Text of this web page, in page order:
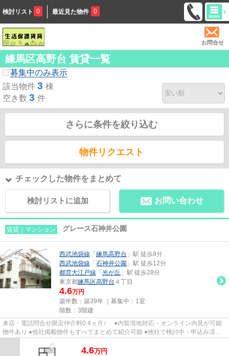
検討リスト 0 最近見た物件 0
お問合せ
練馬区高野台 賃貸一覧
募集中のみ表示
該当物件 3 棟
空き数 3 件
さらに条件を絞り込む
物件リクエスト
チェックした物件をまとめて
検討リストに追加 お問い合わせ
賃貸｜マンション グレース石神井公園
西武池袋線 「 練馬高野台 」駅 徒歩8分
西武池袋線 「 石神井公園 」駅 徒歩12分
都営大江戸線 「 光が丘 」駅 徒歩28分
東京都練馬区高野台 ４丁目
4.6万円
築年数：築39年 ｜募集中： 1室
階数：3階建
来店・電話問合せ限定仲介料0.4ヵ月♪ ●内覧現地対応・オンライン内見が可能
物件あり ●他社掲載物件もすべてまとめて紹介可能 ●他社で検討中・申込み済み
4.6万円